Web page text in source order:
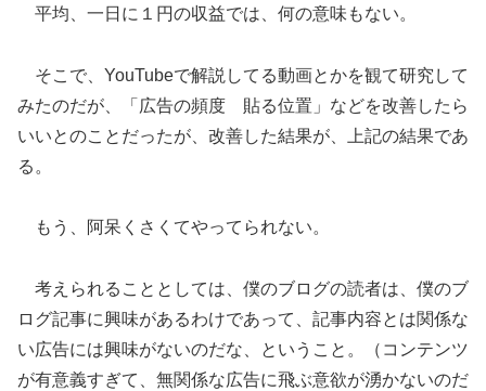
平均、一日に１円の収益では、何の意味もない。
そこで、YouTubeで解説してる動画とかを観て研究して
みたのだが、「広告の頻度 貼る位置」などを改善したら
いいとのことだったが、改善した結果が、上記の結果であ
る。
もう、阿呆くさくてやってられない。
考えられることとしては、僕のブログの読者は、僕のブ
ログ記事に興味があるわけであって、記事内容とは関係な
い広告には興味がないのだな、ということ。（コンテンツ
が有意義すぎて、無関係な広告に飛ぶ意欲が湧かないのだ